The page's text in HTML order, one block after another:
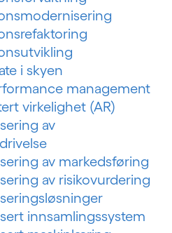
i skyen
management
virkelighet (AR)
av
av markedsføring
av risikovurdering
innsamlingssystem